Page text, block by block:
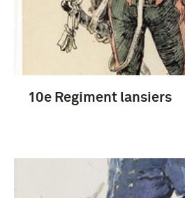
10e Regiment lansiers